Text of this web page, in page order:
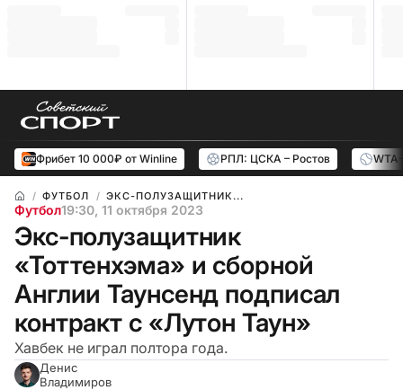
Фрибет 10 000₽ от Winline РПЛ: ЦСКА – Ростов
ФУТБОЛ ЭКС-ПОЛУЗАЩИТНИК...
Футбол19:30, 11 октября 2023
Экс-полузащитник
«Тоттенхэма» и сборной
Англии Таунсенд подписал
контракт с «Лутон Таун»
Хавбек не играл полтора года.
Денис
Владимиров